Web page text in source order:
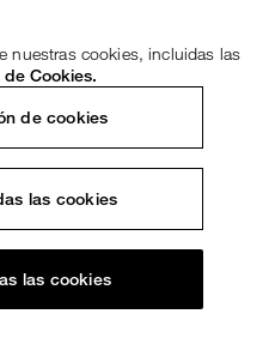
nuestras cookies, incluidas las
de Cookies.
de cookies
las cookies
las cookies